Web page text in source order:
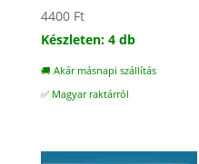
4400 Ft
Készleten: 4 db
🚚 Akár másnapi szállítás
✅ Magyar raktárról